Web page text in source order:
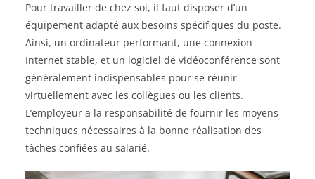
Pour travailler de chez soi, il faut disposer d’un
équipement adapté aux besoins spécifiques du poste.
Ainsi, un ordinateur performant, une connexion
Internet stable, et un logiciel de vidéoconférence sont
généralement indispensables pour se réunir
virtuellement avec les collègues ou les clients.
L’employeur a la responsabilité de fournir les moyens
techniques nécessaires à la bonne réalisation des
tâches confiées au salarié.